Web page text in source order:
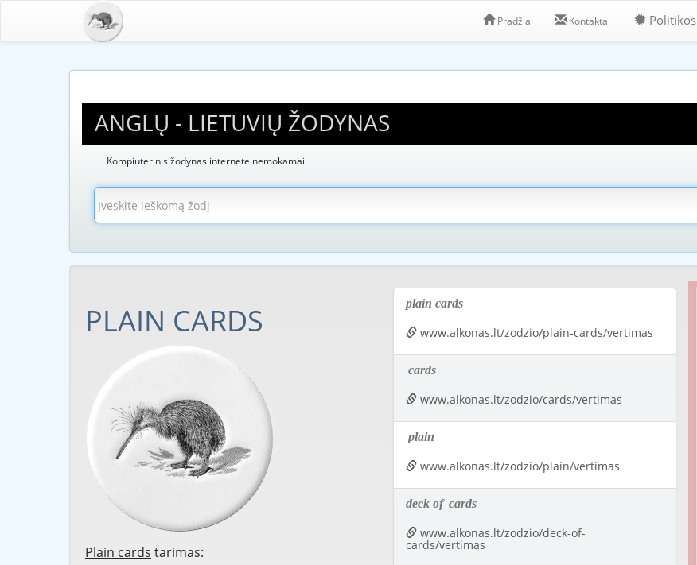
Pradžia Kontaktai Politikos
ANGLŲ - LIETUVIŲ ŽODYNAS
Kompiuterinis žodynas internete nemokamai
PLAIN CARDS
Plain cards tarimas:
plain cards
www.alkonas.lt/zodzio/plain-cards/vertimas
cards
www.alkonas.lt/zodzio/cards/vertimas
plain
www.alkonas.lt/zodzio/plain/vertimas
deck of cards
www.alkonas.lt/zodzio/deck-of-
cards/vertimas